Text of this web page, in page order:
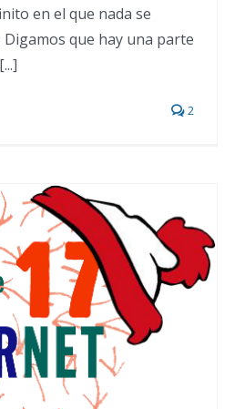
en el que nada se
que hay una parte
2
visitan los